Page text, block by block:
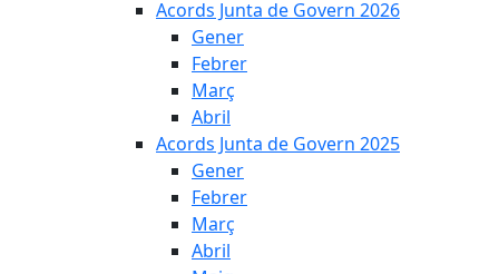
Acords Junta de Govern 2026
Gener
Febrer
Març
Abril
Acords Junta de Govern 2025
Gener
Febrer
Març
Abril